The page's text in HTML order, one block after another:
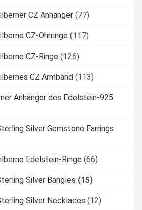
CZ Anhänger (77)
CZ-Ohrringe (117)
CZ-Ringe (126)
CZ Armband (113)
Anhänger des Edelstein-925
Silver Gemstone Earrings
Edelstein-Ringe (66)
Silver Bangles (15)
Silver Necklaces (12)